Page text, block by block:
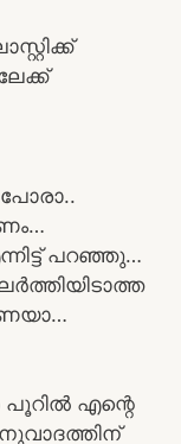
പറഞ്ഞു…
പൂറിൽ എന്റെ